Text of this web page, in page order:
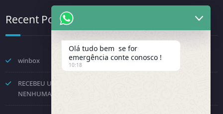
Recent Posts
winbox
RECEBEU UMA NOTIFICAÇÃO DA FENINFRA? NÃO TOME
NENHUMA DECISÃO POR PRESSÃO.
Olá tudo bem se for
emergência conte conosco !
10:18